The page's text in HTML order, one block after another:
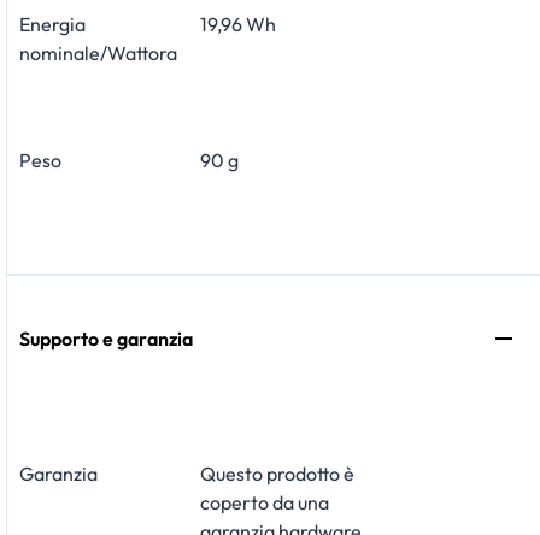
Energia
nominale/Wattora
19,96 Wh
Peso 90 g
Supporto e garanzia
Garanzia
Questo prodotto è
coperto da una